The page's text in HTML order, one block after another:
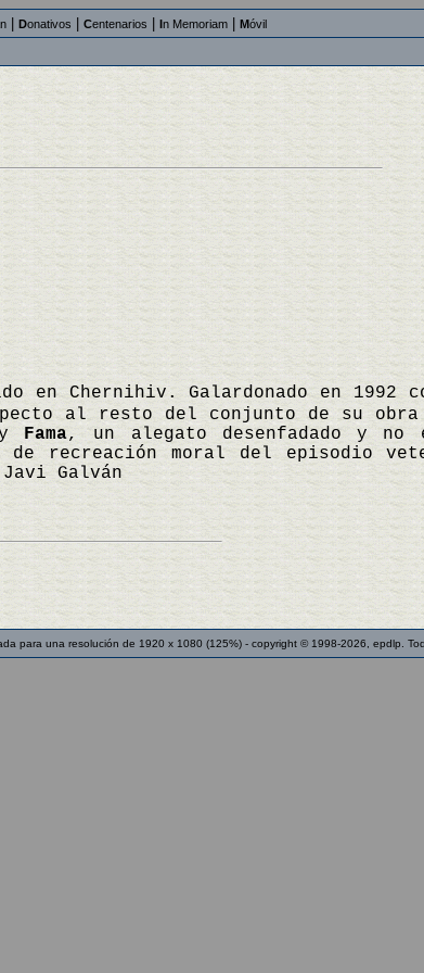
Donativos Centenarios In Memoriam Móvil
en Chernihiv. Galardonado en 1992
al resto del conjunto de su
Fama, un alegato desenfadado y
de recreación moral del episodio
Galván
para una resolución de 1920 x 1080 (125%) - copyright © 1998-2026, epdlp.